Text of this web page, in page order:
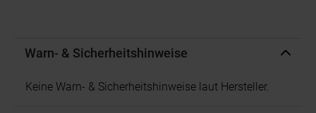
Warn- & Sicherheitshinweise
Keine Warn- & Sicherheitshinweise laut Hersteller.